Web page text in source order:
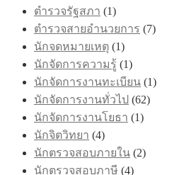
ตำรวจรัฐสภา (1)
ตำรวจสายอำนวยการ (7)
นักจดหมายเหตุ (1)
นักจัดการความรู้ (1)
นักจัดการงานทะเบียน (1)
นักจัดการงานทั่วไป (62)
นักจัดการงานโยธา (1)
นักจิตวิทยา (4)
นักตรวจสอบภายใน (2)
นักตรวจสอบภาษี (4)